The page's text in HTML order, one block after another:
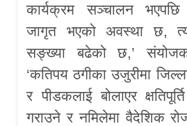
कार्यक्रम सञ्चालन भएपछि
जागृत भएको अवस्था छ,
सङ्ख्या बढेको छ,’
‘कतिपय ठगीका उजुरीमा
र पीडकलाई बोलाएर
गराउने र नमिलेमा वैदेशिक